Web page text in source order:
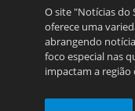
O site "Notícias do
oferece uma
abrangendo
foco especial nas
impactam a